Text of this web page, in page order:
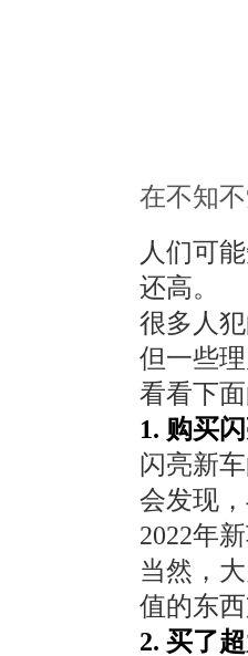
在不知
人们可
还高。
很多人
但一些
看看下
1. 购买
闪亮新
会发现
2022年
当然，
值的东
2. 买了